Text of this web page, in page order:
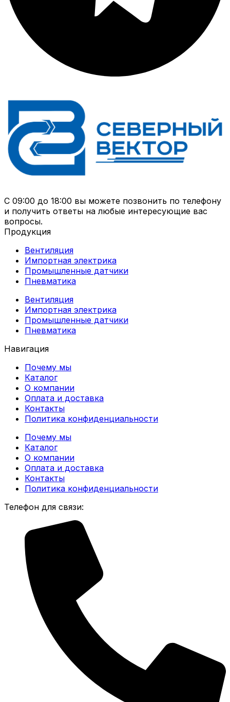
С 09:00 до 18:00 вы можете позвонить по телефону
и получить ответы на любые интересующие вас
вопросы.
Продукция
Вентиляция
Импортная электрика
Промышленные датчики
Пневматика
Вентиляция
Импортная электрика
Промышленные датчики
Пневматика
Навигация
Почему мы
Каталог
О компании
Оплата и доставка
Контакты
Политика конфиденциальности
Почему мы
Каталог
О компании
Оплата и доставка
Контакты
Политика конфиденциальности
Телефон для связи: